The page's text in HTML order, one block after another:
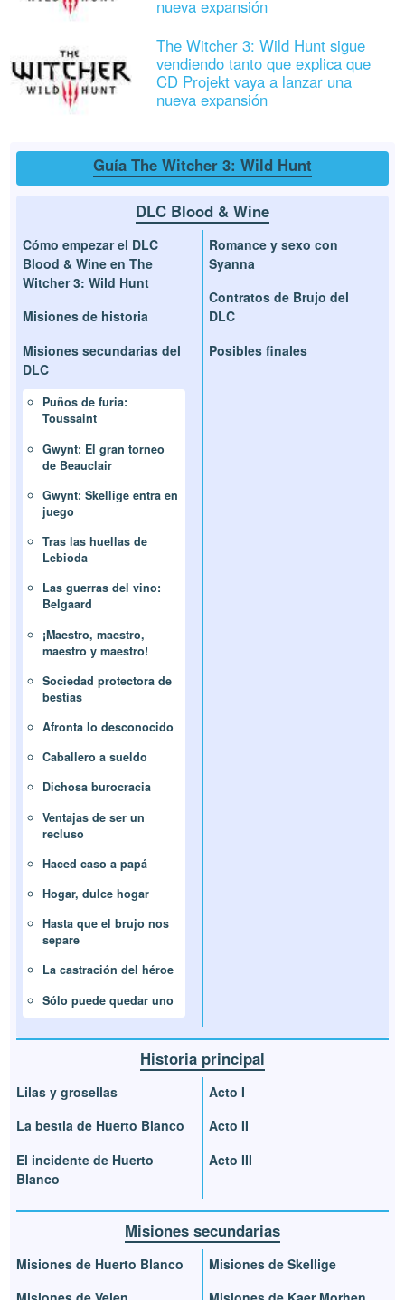
nueva expansión
The Witcher 3: Wild Hunt sigue
vendiendo tanto que explica que
CD Projekt vaya a lanzar una
nueva expansión
Guía The Witcher 3: Wild Hunt
DLC Blood & Wine
Cómo empezar el DLC
Blood & Wine en The
Witcher 3: Wild Hunt
Misiones de historia
Misiones secundarias del
DLC
Puños de furia:
Toussaint
Gwynt: El gran torneo
de Beauclair
Gwynt: Skellige entra en
juego
Tras las huellas de
Lebioda
Las guerras del vino:
Belgaard
¡Maestro, maestro,
maestro y maestro!
Sociedad protectora de
bestias
Afronta lo desconocido
Caballero a sueldo
Dichosa burocracia
Ventajas de ser un
recluso
Haced caso a papá
Hogar, dulce hogar
Hasta que el brujo nos
separe
La castración del héroe
Sólo puede quedar uno
Romance y sexo con
Syanna
Contratos de Brujo del
DLC
Posibles finales
Historia principal
Lilas y grosellas
La bestia de Huerto Blanco
El incidente de Huerto
Blanco
Acto I
Acto II
Acto III
Misiones secundarias
Misiones de Huerto Blanco
Misiones de Skellige